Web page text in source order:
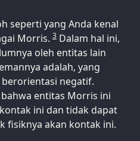
seperti yang Anda kenal
Morris. 3 Dalam hal ini,
oleh entitas lain
adalah, yang
negatif.
entitas Morris ini
ini dan tidak dapat
fisiknya akan kontak ini.